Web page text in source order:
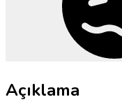
Açıklama